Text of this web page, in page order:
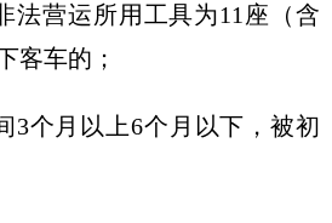
法营运所用工具为11座（含
客车的；
3个月以上6个月以下，被初